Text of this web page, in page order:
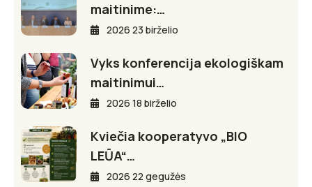
maitinime:…
2026 23 birželio
Vyks konferencija ekologiškam
maitinimui…
2026 18 birželio
Kviečia kooperatyvo „BIO
LEŪA“…
2026 22 gegužės